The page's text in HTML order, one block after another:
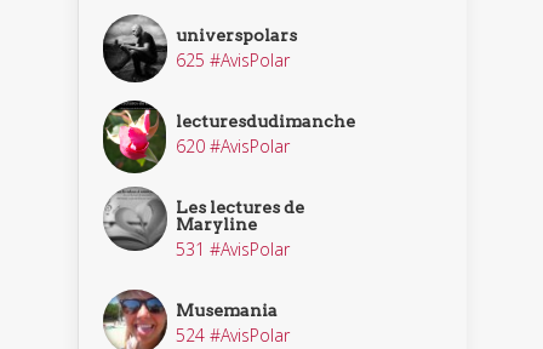
universpolars
625 #AvisPolar
lecturesdudimanche
620 #AvisPolar
Les lectures de
Maryline
531 #AvisPolar
Musemania
524 #AvisPolar